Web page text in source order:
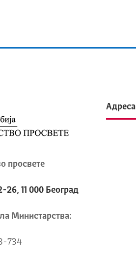
просвете
11 000 Београд
Mинистарства:
734
Адреса